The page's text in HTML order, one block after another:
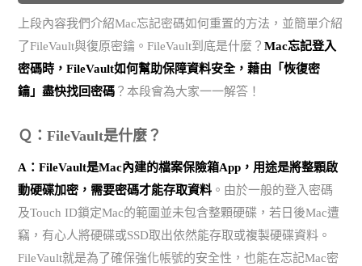
上段內容我們介紹Mac忘記密碼如何重置的方法，並簡單介紹
了FileVault與復原密鑰。FileVault到底是什麼？Mac忘記登入
密碼時，FileVault如何幫助保障資料安全，藉由「恢復密
鑰」盡快找回密碼 ？本段會為大家一一解答！
Ｑ：FileVault是什麼？
A：FileVault是Mac內建的檔案保險箱App，用途是將整顆啟
動硬碟加密，需要密碼才能存取資料 。由於一般的登入密碼
及Touch ID鎖定Mac的範圍並未包含整顆硬碟，若日後Mac遭
竊，有心人將硬碟或SSD取出依然能存取或複製硬碟資料。
FileVault就是為了確保強化帳號的安全性，也能在忘記Mac密